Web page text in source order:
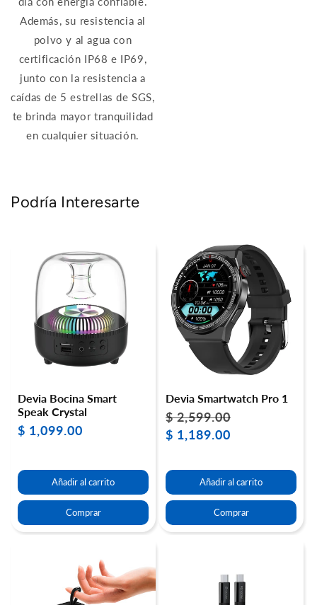
Además, su resistencia al
polvo y al agua con
certificación IP68 e IP69,
junto con la resistencia a
caídas de 5 estrellas de SGS,
te brinda mayor tranquilidad
en cualquier situación.
Podría Interesarte
Devia Bocina Smart
Speak Crystal
Precio
$ 1,099.00
Añadir al carrito
Comprar
Devia Smartwatch Pro 1
Precio
habitual
$ 2,599.00
$ 1,189.00
Añadir al carrito
Comprar